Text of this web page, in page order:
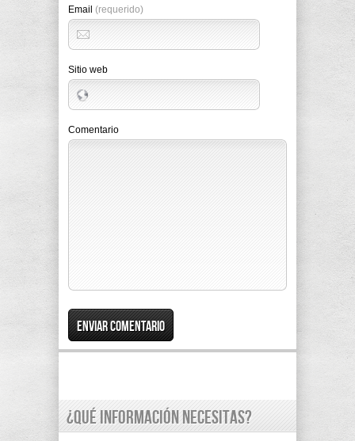
Email (requerido)
Sitio web
Comentario
¿Qué información necesitas?